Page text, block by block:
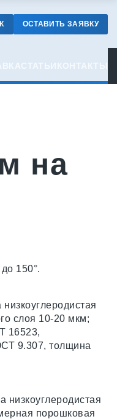
ОСТАВИТЬ ЗАЯВКУ
СТАТЬИКОНТАКТЫ
на
150°.
слоя 10-20 мкм;
16523,
9.307, толщина
низкоуглеродистая
порошковая